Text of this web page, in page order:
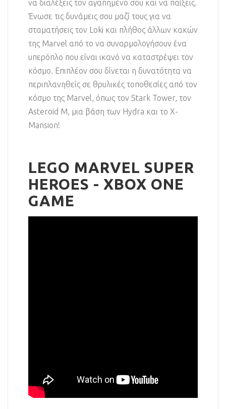
να διαλέξεις τον αγαπημένο σου και να παίξεις.
Ένωσε τις δυνάμεις σου μαζί τους για να
σταματήσεις τον Loki και πλήθος άλλων κακών
της Marvel από το να συναρμολογήσουν ένα
υπερόπλο που είναι ικανό να καταστρέψει τον
κόσμο. Επιπλέον σου δίνεται η δυνατότητα να
περιπλανηθείς σε θρυλικές τοποθεσίες από τον
κόσμο της Marvel, όπως τον Stark Tower, τον
Asteroid M, μια βάση των Hydra και το X-
Mansion!
LEGO MARVEL SUPER
HEROES - XBOX ONE
GAME